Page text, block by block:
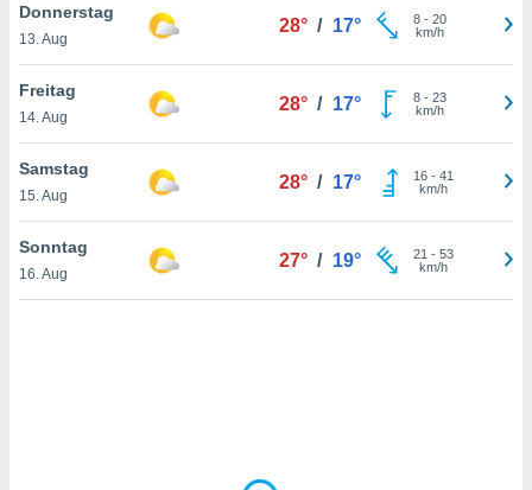
der
weiterhin
Donnerstag
13. Aug
28° / 17° 8- 20
km/h
Freitag
14. Aug
28° / 17° 8- 23
km/h
Samstag
15. Aug
28° / 17° 16- 41
km/h
Sonntag
16. Aug
27° / 19° 21 - 53
km/h